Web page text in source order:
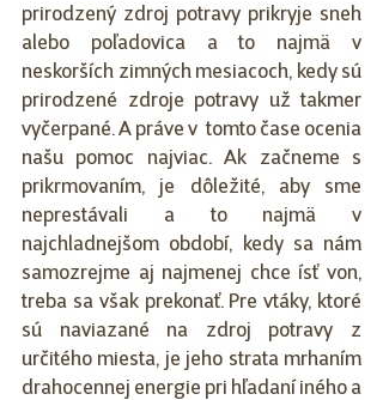
prirodzený zdroj potravy prikryje sneh
alebo poľadovica a to najmä v
neskorších zimných mesiacoch, kedy sú
prirodzené zdroje potravy už takmer
vyčerpané. A práve v  tomto čase ocenia
našu pomoc najviac. Ak začneme s
prikrmovaním, je dôležité, aby sme
neprestávali a to najmä v
najchladnejšom období, kedy sa nám
samozrejme aj najmenej chce ísť von,
treba sa však prekonať. Pre vtáky, ktoré
sú naviazané na zdroj potravy z
určitého miesta, je jeho strata mrhaním
drahocennej energie pri hľadaní iného a